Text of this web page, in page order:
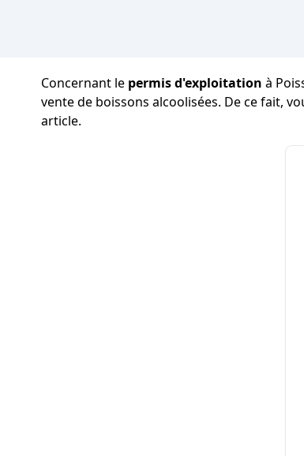
Concernant le permis d'exploitation à
vente de boissons alcoolisées. De ce fait,
article.